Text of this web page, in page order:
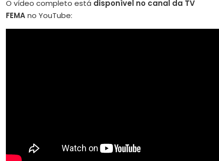
O vídeo completo está disponível no canal da TV
FEMAno YouTube: